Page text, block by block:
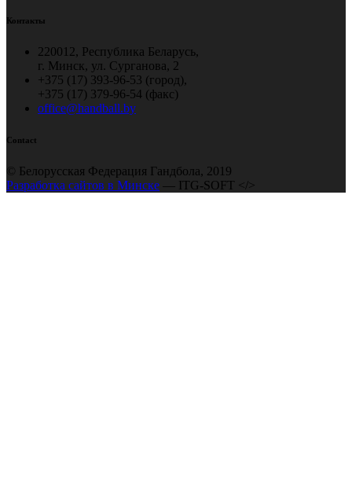
Контакты
220012, Республика Беларусь,
г. Минск, ул. Сурганова, 2
+375 (17) 393-96-53 (город),
+375 (17) 379-96-54 (факс)
office@handball.by
Contact
© Белорусская Федерация Гандбола, 2019
Разработка сайтов в Минске — ITG-SOFT </>